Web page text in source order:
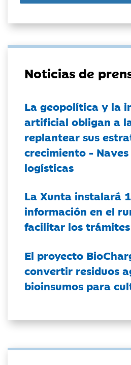
Noticias de
La geopolítica y la
artificial obligan a
replantear sus
crecimiento -
logísticas
La Xunta instalará
información en el
facilitar los
El proyecto
convertir residuos
bioinsumos para